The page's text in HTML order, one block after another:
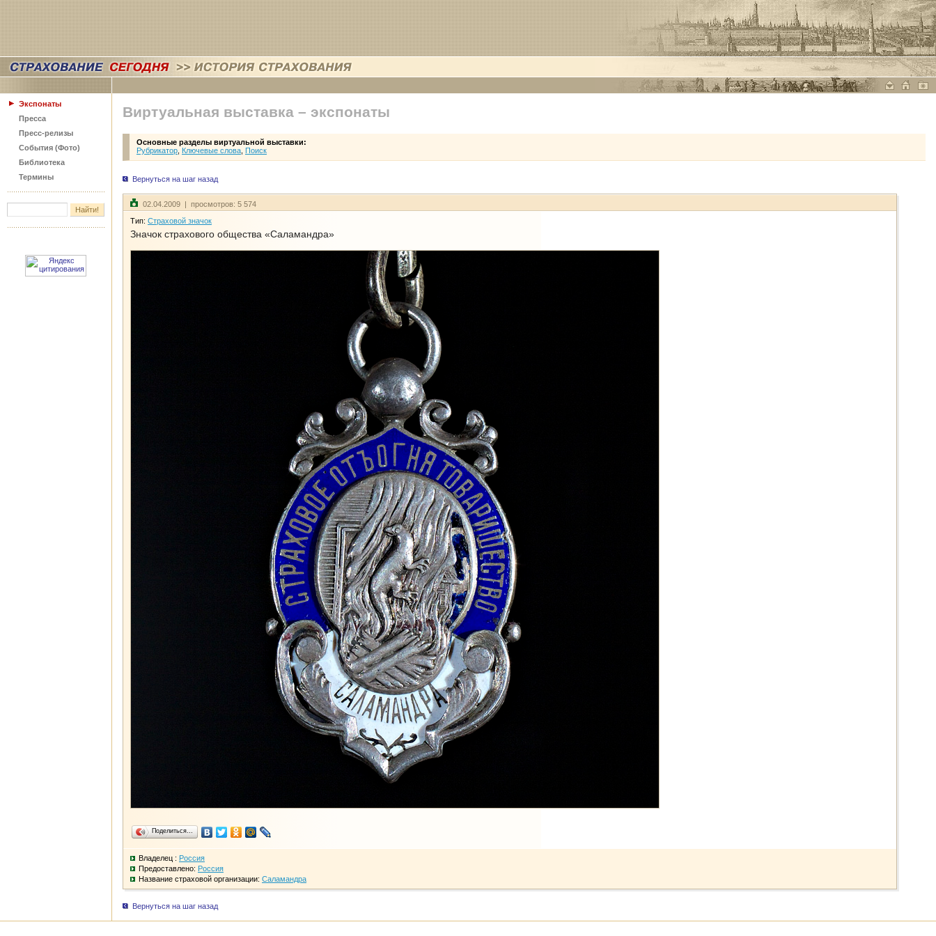
Экспонаты
Пресса
Пресс-релизы
События (Фото)
Библиотека
Термины
Виртуальная выставка – экспонаты
Основные разделы виртуальной выставки:
Рубрикатор Ключевые слова Поиск
Вернуться на шаг назад
02.04.2009 | просмотров: 5 574
Тип: Страховой значок
Значок страхового общества «Саламандра»
Поделиться…
Владелец : Россия
Предоставлено: Россия
Название страховой организации: Саламандра
Вернуться на шаг назад